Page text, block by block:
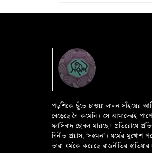
পড়শিকে ছুঁতে চাওয়া লালন সাঁইয়ের
বেড়েছে বৈ কমেনি। সে আমাদেরই
ফ্যাসিবাদ ছোবল মারছে। প্রতিরোধে
বিনীত প্রয়াস, ‘সহমন’। ধর্মের
তারা ধর্মকে করেছে রাজনীতির হাতিয়ার।